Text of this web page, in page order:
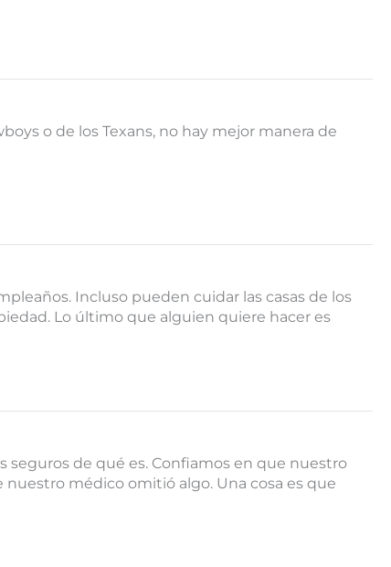
o de los Texans, no hay mejor manera de
Incluso pueden cuidar las casas de los
Lo último que alguien quiere hacer es
seguros de qué es. Confiamos en que nuestro
nuestro médico omitió algo. Una cosa es que